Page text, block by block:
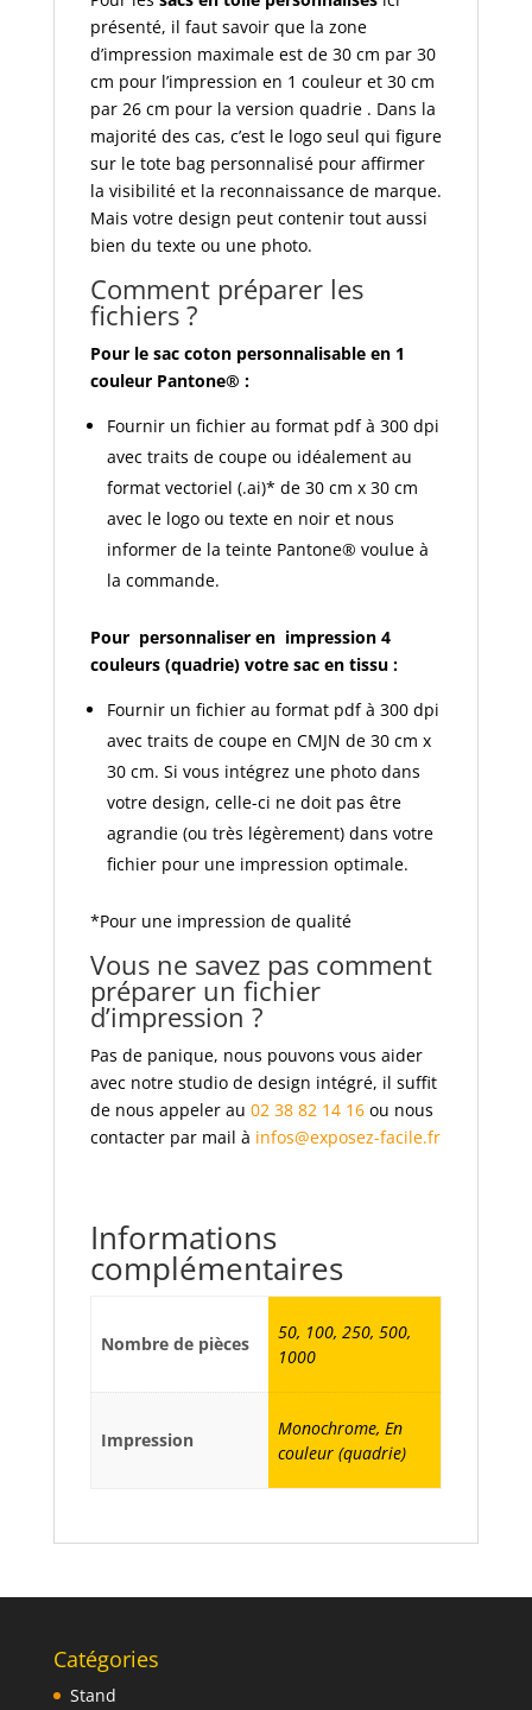
présenté, il faut savoir que la zone
d’impression maximale est de 30 cm par 30
cm pour l’impression en 1 couleur et 30 cm
par 26 cm pour la version quadrie . Dans la
majorité des cas, c’est le logo seul qui figure
sur le tote bag personnalisé pour affirmer
la visibilité et la reconnaissance de marque.
Mais votre design peut contenir tout aussi
bien du texte ou une photo.
Comment préparer les
fichiers ?
Pour le sac coton personnalisable en 1
couleur Pantone® :
Fournir un fichier au format pdf à 300 dpi
avec traits de coupe ou idéalement au
format vectoriel (.ai)* de 30 cm x 30 cm
avec le logo ou texte en noir et nous
informer de la teinte Pantone® voulue à
la commande.
Pour personnaliser en impression 4
couleurs (quadrie) votre sac en tissu :
Fournir un fichier au format pdf à 300 dpi
avec traits de coupe en CMJN de 30 cm x
30 cm. Si vous intégrez une photo dans
votre design, celle-ci ne doit pas être
agrandie (ou très légèrement) dans votre
fichier pour une impression optimale.
*Pour une impression de qualité
Vous ne savez pas comment
préparer un fichier
d’impression ?
Pas de panique, nous pouvons vous aider
avec notre studio de design intégré, il suffit
de nous appeler au 02 38 82 14 16ou nous
contacter par mail à infos@exposez-facile.fr
Informations
complémentaires
Nombre de pièces
50, 100, 250, 500,
1000
Impression
Monochrome, En
couleur (quadrie)
Catégories
Stand